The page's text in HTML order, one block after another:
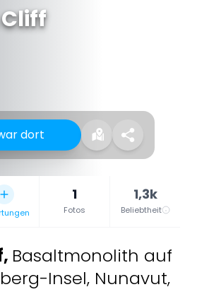
dort
1
Fotos
1,3k
Beliebtheit
, Basaltmonolith auf
Insel, Nunavut,